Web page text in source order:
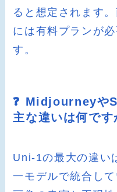
ると想定されます
には有料プランが
す。
❓ Midjourney
主な違いは何です
Uni-1の最大の違い
一モデルで統合し